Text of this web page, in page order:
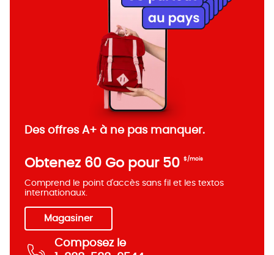
Des offres A+ à ne pas manquer.
Obtenez 60 Go pour 50 $/mois$
par
Comprend le point d'accès sans fil et les textos
internationaux.
Magasiner
Composez le